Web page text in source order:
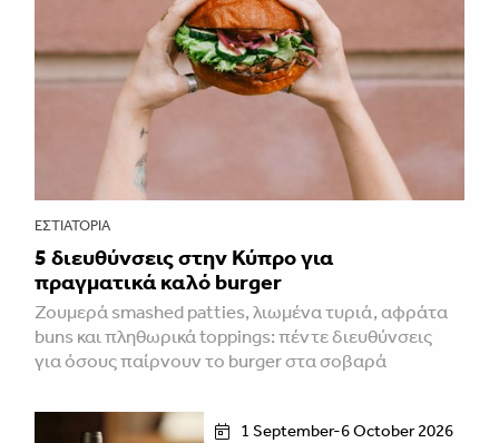
ΕΣΤΙΑΤΌΡΙΑ
5 διευθύνσεις στην Κύπρο για
πραγματικά καλό burger
Ζουμερά smashed patties, λιωμένα τυριά, αφράτα
buns και πληθωρικά toppings: πέντε διευθύνσεις
για όσους παίρνουν το burger στα σοβαρά
1 September-6 October 2026